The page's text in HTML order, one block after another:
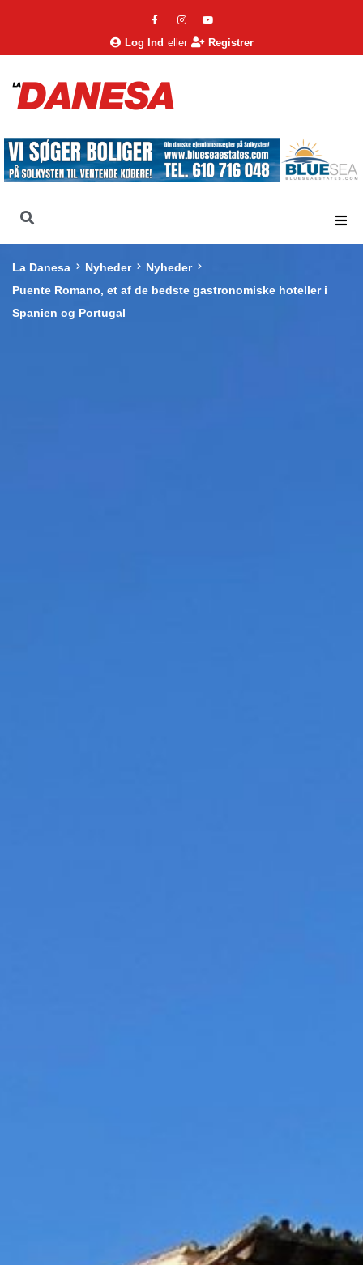
Log Ind eller Registrer
La Danesa Nyheder
Nyheder
Puente Romano, et af de bedste gastronomiske hoteller i
Spanien og Portugal